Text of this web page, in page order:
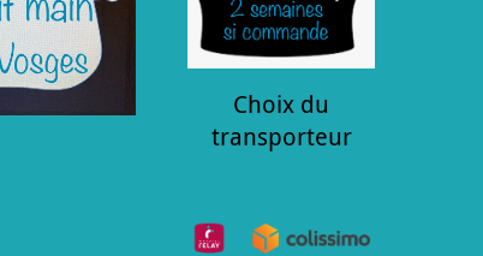
Choix du
transporteur